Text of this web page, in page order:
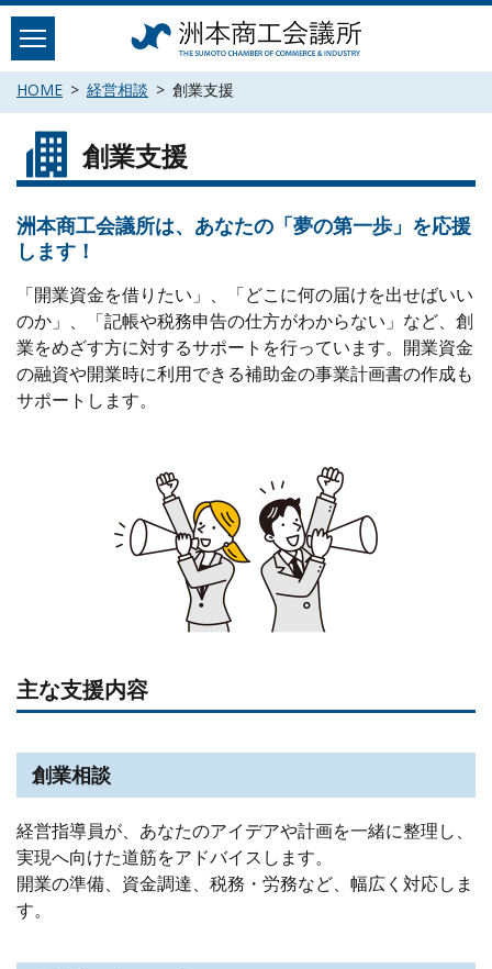
Skip
content
HOME 経営相談 創業支援
創業支援
洲本商工会議所は、あなたの「夢の第一歩」を応援
します！
「開業資金を借りたい」、「どこに何の届けを出せばいい
のか」、「記帳や税務申告の仕方がわからない」など、創
業をめざす方に対するサポートを行っています。開業資金
の融資や開業時に利用できる補助金の事業計画書の作成も
サポートします。
主な支援内容
創業相談
経営指導員が、あなたのアイデアや計画を一緒に整理し、
実現へ向けた道筋をアドバイスします。
開業の準備、資金調達、税務・労務など、幅広く対応しま
す。